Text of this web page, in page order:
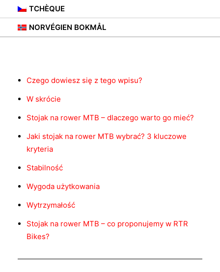
TCHÈQUE
NORVÉGIEN BOKMÅL
Contenu
Czego dowiesz się z tego wpisu?
W skrócie
Stojak na rower MTB – dlaczego warto go mieć?
Jaki stojak na rower MTB wybrać? 3 kluczowe
kryteria
Stabilność
Wygoda użytkowania
Wytrzymałość
Stojak na rower MTB – co proponujemy w RTR
Bikes?